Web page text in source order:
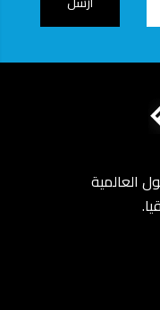
العالمية